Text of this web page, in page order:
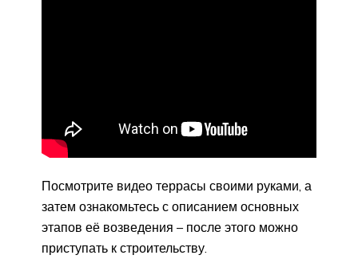
Посмотрите видео террасы своими руками, а
затем ознакомьтесь с описанием основных
этапов её возведения – после этого можно
приступать к строительству.